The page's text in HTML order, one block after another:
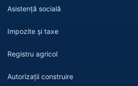
Asistență socială
Impozite și taxe
Registru agricol
Autorizații construire